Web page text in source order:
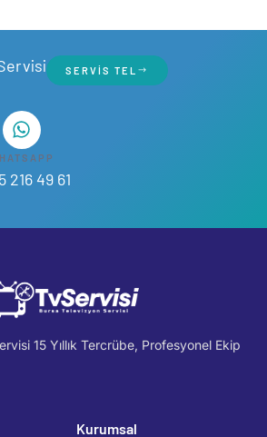
SERVIS TEL
216 49 61
15 Yıllık Tercrübe, Profesyonel Ekip
Kurumsal